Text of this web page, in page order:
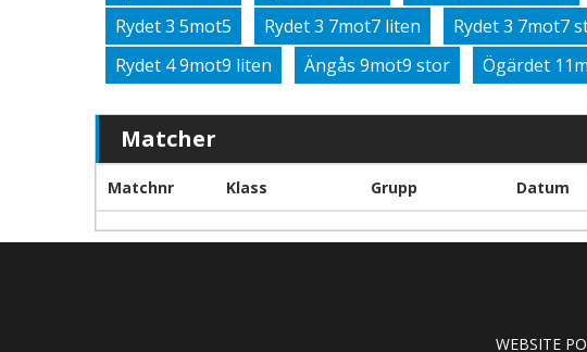
Rydet 3 5mot5
Rydet 3 7mot7 liten Rydet 3 7mot7
Rydet 4 9mot9 liten
Ängås 9mot9 stor Ögärdet
Matcher
Matchnr Klass Grupp Datum
WEBSITE